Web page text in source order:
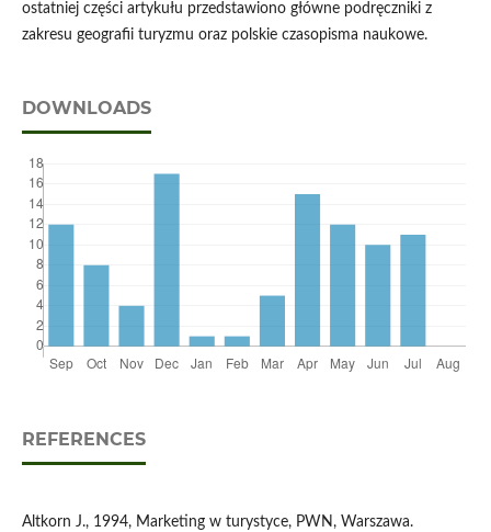
ostatniej części artykułu przedstawiono główne podręczniki z
zakresu geografii turyzmu oraz polskie czasopisma naukowe.
DOWNLOADS
REFERENCES
Altkorn J., 1994, Marketing w turystyce, PWN, Warszawa.